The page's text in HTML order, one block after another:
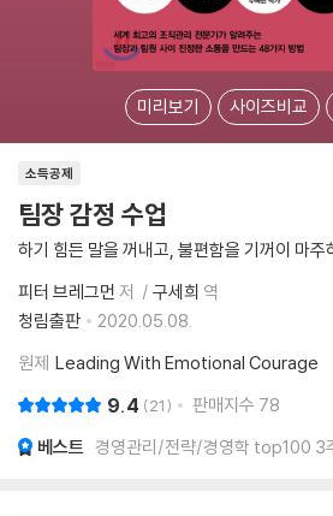
미리보기 사이즈비교
소득공제
팀장 감정 수업
하기 힘든 말을 꺼내고, 불편함을 기꺼이 마주
피터 브레그먼 저 구세희 역
청림출판
2020.05.08.
원제 Leading With Emotional Courage
9.4 21 판매지수 78
베스트 경영관리/전략/경영학 top100 3